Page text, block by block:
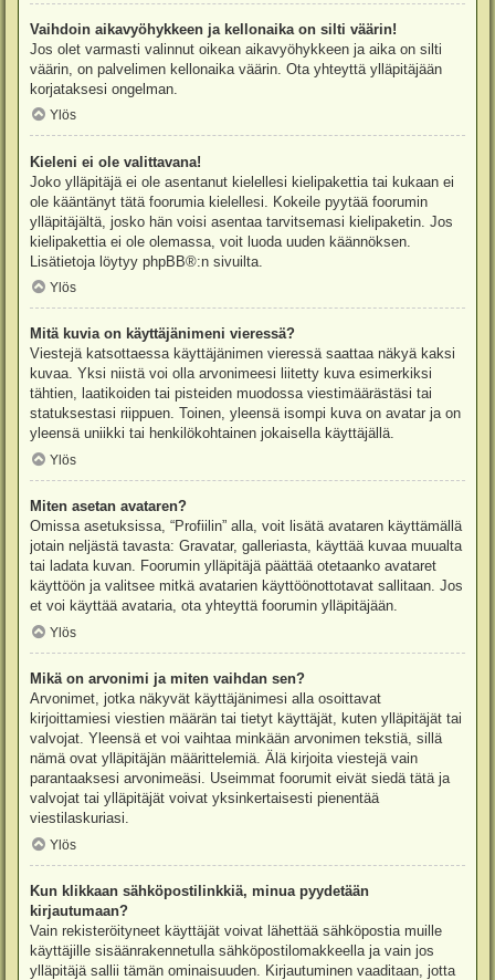
Vaihdoin aikavyöhykkeen ja kellonaika on silti väärin!
Jos olet varmasti valinnut oikean aikavyöhykkeen ja aika on silti
väärin, on palvelimen kellonaika väärin. Ota yhteyttä ylläpitäjään
korjataksesi ongelman.
Ylös
Kieleni ei ole valittavana!
Joko ylläpitäjä ei ole asentanut kielellesi kielipakettia tai kukaan ei
ole kääntänyt tätä foorumia kielellesi. Kokeile pyytää foorumin
ylläpitäjältä, josko hän voisi asentaa tarvitsemasi kielipaketin. Jos
kielipakettia ei ole olemassa, voit luoda uuden käännöksen.
Lisätietoja löytyy phpBB®:n sivuilta.
Ylös
Mitä kuvia on käyttäjänimeni vieressä?
Viestejä katsottaessa käyttäjänimen vieressä saattaa näkyä kaksi
kuvaa. Yksi niistä voi olla arvonimeesi liitetty kuva esimerkiksi
tähtien, laatikoiden tai pisteiden muodossa viestimäärästäsi tai
statuksestasi riippuen. Toinen, yleensä isompi kuva on avatar ja on
yleensä uniikki tai henkilökohtainen jokaisella käyttäjällä.
Ylös
Miten asetan avataren?
Omissa asetuksissa, “Profiilin” alla, voit lisätä avataren käyttämällä
jotain neljästä tavasta: Gravatar, galleriasta, käyttää kuvaa muualta
tai ladata kuvan. Foorumin ylläpitäjä päättää otetaanko avataret
käyttöön ja valitsee mitkä avatarien käyttöönottotavat sallitaan. Jos
et voi käyttää avataria, ota yhteyttä foorumin ylläpitäjään.
Ylös
Mikä on arvonimi ja miten vaihdan sen?
Arvonimet, jotka näkyvät käyttäjänimesi alla osoittavat
kirjoittamiesi viestien määrän tai tietyt käyttäjät, kuten ylläpitäjät tai
valvojat. Yleensä et voi vaihtaa minkään arvonimen tekstiä, sillä
nämä ovat ylläpitäjän määrittelemiä. Älä kirjoita viestejä vain
parantaaksesi arvonimeäsi. Useimmat foorumit eivät siedä tätä ja
valvojat tai ylläpitäjät voivat yksinkertaisesti pienentää
viestilaskuriasi.
Ylös
Kun klikkaan sähköpostilinkkiä, minua pyydetään
kirjautumaan?
Vain rekisteröityneet käyttäjät voivat lähettää sähköpostia muille
käyttäjille sisäänrakennetulla sähköpostilomakkeella ja vain jos
ylläpitäjä sallii tämän ominaisuuden. Kirjautuminen vaaditaan, jotta